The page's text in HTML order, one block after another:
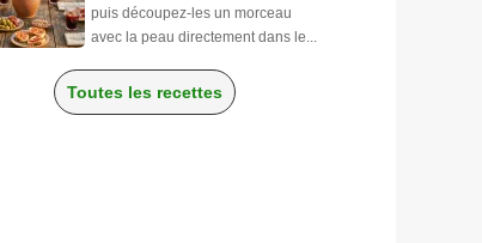
puis découpez-les un morceau
avec la peau directement dans le...
Toutes les recettes